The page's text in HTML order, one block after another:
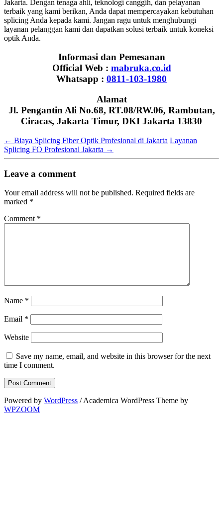
Jakarta. Dengan tenaga ahli, teknologi canggih, dan pelayanan
terbaik yang kami berikan, Anda dapat mempercayakan kebutuhan
splicing Anda kepada kami. Jangan ragu untuk menghubungi
layanan pelanggan kami dan dapatkan solusi terbaik untuk koneksi
optik Anda.
Informasi dan Pemesanan
Official Web : mabruka.co.id
Whatsapp : 0811-103-1980
Alamat
Jl. Pengantin Ali No.68, RT.08/RW.06, Rambutan,
Ciracas, Jakarta Timur, DKI Jakarta 13830
← Biaya Splicing Fiber Optik Profesional di Jakarta Layanan
Splicing FO Profesional Jakarta →
Leave a comment
Your email address will not be published. Required fields are
marked *
Comment *
Name *
Email *
Website
Save my name, email, and website in this browser for the next
time I comment.
Powered by WordPress / Academica WordPress Theme by
WPZOOM